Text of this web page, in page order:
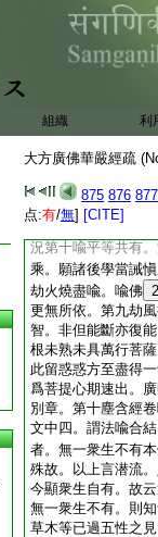
組織 利
大方廣佛華嚴經疏
875 876 877
点:有/無] [CITE]
故。四一佛子合揀
位。一墮難出故喩
斷故。如彼地獄。
於水。不容善根又
怖直進一乘故。除
久當成故不厭捨。
必有。故涅槃云。
佛性。若能發心非
聲聞法。餘諸聲聞
根善安住者。常住
證無佛性及定性義
況第十喩平等共有
乘。願諸後學當誡
劫火燒盡喩。喩佛 2
更無所依。第九劫
智。非但能斷亦復
根未熟未具萬行菩
此留惑惑方至盡得
爲菩提心期速出。
別章。第十塵含經
文中四。謂法喩合
者。無一衆生不有
殊故。以上言潜流
今顯衆生自有。故
無一衆生不有。則
草木等已過五性之